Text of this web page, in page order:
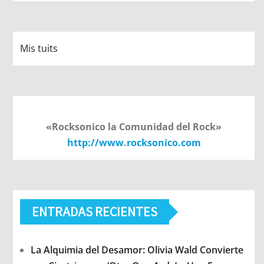
Mis tuits
«Rocksonico la Comunidad del Rock»
http://www.rocksonico.com
ENTRADAS RECIENTES
La Alquimia del Desamor: Olivia Wald Convierte